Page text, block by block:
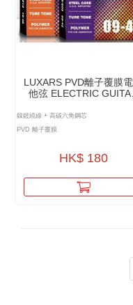
LUXARS PVD離⼦覆膜電結
他弦 ELECTRIC GUITAR
COATING - LX-E
鎳鍍繞線 + 高碳六角鋼芯
PVD 離子覆膜
HK$ 180